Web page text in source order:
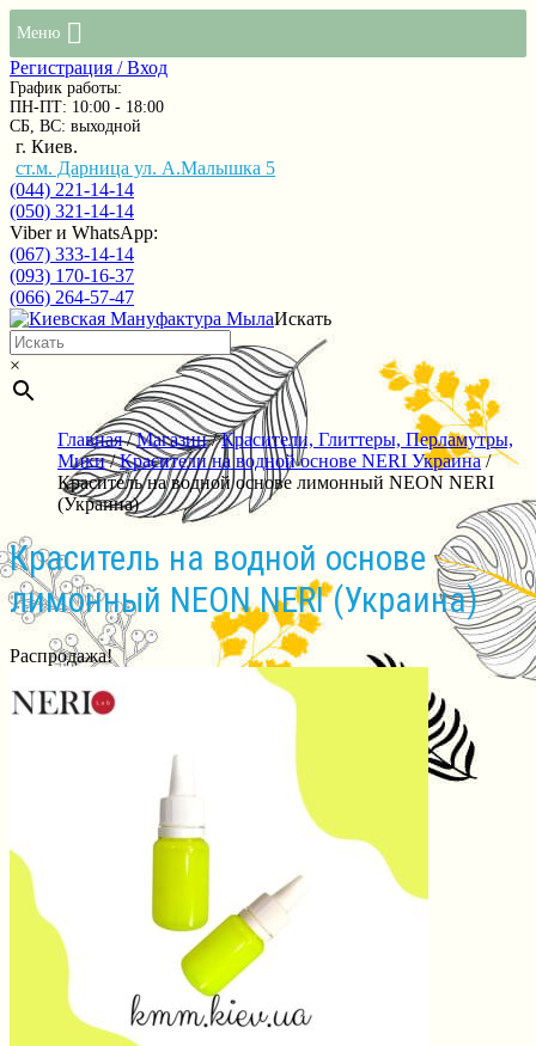
Меню
Регистрация / Вход
График работы:
ПН-ПТ: 10:00 - 18:00
СБ, ВС: выходной
г. Киев.
ст.м. Дарница ул. А.Малышка 5
(044) 221-14-14
(050) 321-14-14
Viber и WhatsApp:
(067) 333-14-14
(093) 170-16-37
(066) 264-57-47
Искать
×
Главная/Магазин/Красители, Глиттеры, Перламутры,
Мики/Красители на водной основе NERI Украина/
Краситель на водной основе лимонный NEON NERI
(Украина)
Краситель на водной основе
лимонный NEON NERI (Украина)
Распродажа!